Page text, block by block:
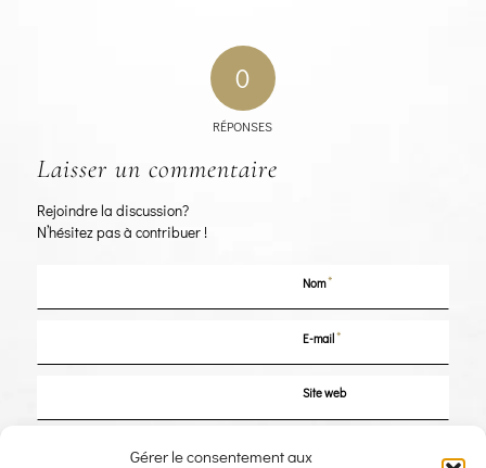
Gérer le consentement aux
0
RÉPONSES
Laisser un commentaire
Rejoindre la discussion?
N’hésitez pas à contribuer !
Nom*
E-mail*
Site web
Enregistrer mon nom, mon e-mail et mon site dans le navigateur pour mon